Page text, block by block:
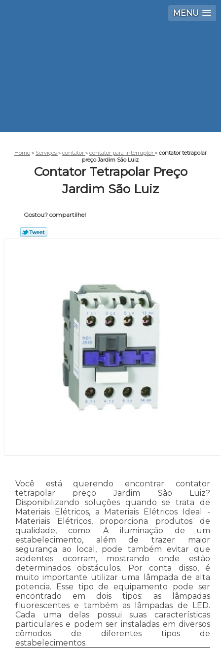
MENU
Home » Serviços » contator » contator para interruptor » contator tetrapolar
preço Jardim São Luiz
Contator Tetrapolar Preço
Jardim São Luiz
Gostou? compartilhe!
Você está querendo encontrar contator
tetrapolar preço Jardim São Luiz?
Disponibilizando soluções quando se trata de
Materiais Elétricos, a Materiais Elétricos Ideal -
Materiais Elétricos, proporciona produtos de
qualidade, como: A iluminação de um
estabelecimento, além de trazer maior
segurança ao local, pode também evitar que
acidentes ocorram, mostrando onde estão
determinados obstáculos. Por conta disso, é
muito importante utilizar uma lâmpada de alta
potencia. Esse tipo de equipamento pode ser
encontrado em dois tipos: as lâmpadas
fluorescentes e também as lâmpadas de LED.
Cada uma delas possui suas características
particulares e podem ser instaladas em diversos
cômodos de diferentes tipos de
estabelecimentos.